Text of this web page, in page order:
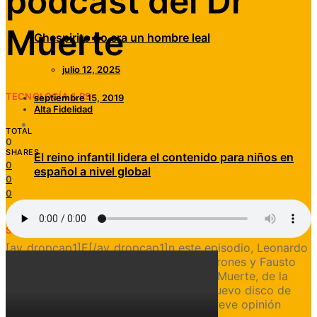
Chespirito no era un hombre leal
julio 12, 2025
TECNOLOGÍA & RS
El reino infantil lidera el contenido para niños en
español a nivel global
abril 23, 2026
SÍGUENOS EN PATREON
Muerte
septiembre 15, 2019
Alta Fidelidad
TOTAL
0
SHARES
0
0
0
[av_dropcap1]E[/av_dropcap1]n este episodio, Leonardo
Ponce, Roberto Fco Ponce, Pascual Morones y Fausto
Ponce hablan sobre: El podcast del Dr. Muerte, de la
cinta Había una vez en Hollywood, el nuevo disco de
Taylor Swift, el trailer de Joker y una breve opinión